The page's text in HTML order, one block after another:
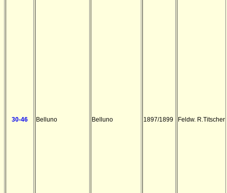
30-46 Belluno Belluno 1897/1899 Feldw. R.Titscher